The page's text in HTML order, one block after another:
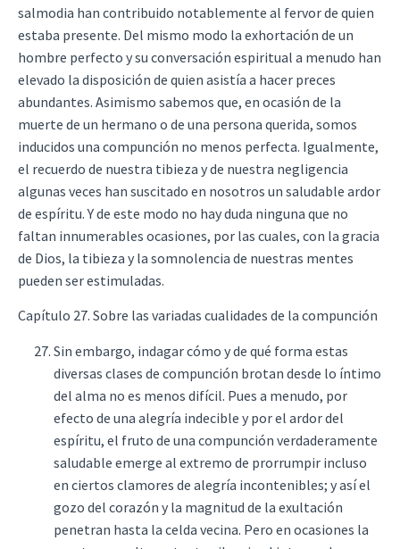
salmodia han contribuido notablemente al fervor de quien
estaba presente. Del mismo modo la exhortación de un
hombre perfecto y su conversación espiritual a menudo han
elevado la disposición de quien asistía a hacer preces
abundantes. Asimismo sabemos que, en ocasión de la
muerte de un hermano o de una persona querida, somos
inducidos una compunción no menos perfecta. Igualmente,
el recuerdo de nuestra tibieza y de nuestra negligencia
algunas veces han suscitado en nosotros un saludable ardor
de espíritu. Y de este modo no hay duda ninguna que no
faltan innumerables ocasiones, por las cuales, con la gracia
de Dios, la tibieza y la somnolencia de nuestras mentes
pueden ser estimuladas.
Capítulo 27. Sobre las variadas cualidades de la compunción
Sin embargo, indagar cómo y de qué forma estas
diversas clases de compunción brotan desde lo íntimo
del alma no es menos difícil. Pues a menudo, por
efecto de una alegría indecible y por el ardor del
espíritu, el fruto de una compunción verdaderamente
saludable emerge al extremo de prorrumpir incluso
en ciertos clamores de alegría incontenibles; y así el
gozo del corazón y la magnitud de la exultación
penetran hasta la celda vecina. Pero en ocasiones la